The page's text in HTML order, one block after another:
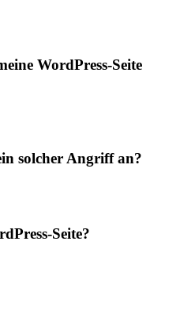
WordPress-Seite
solcher Angriff an?
Seite?